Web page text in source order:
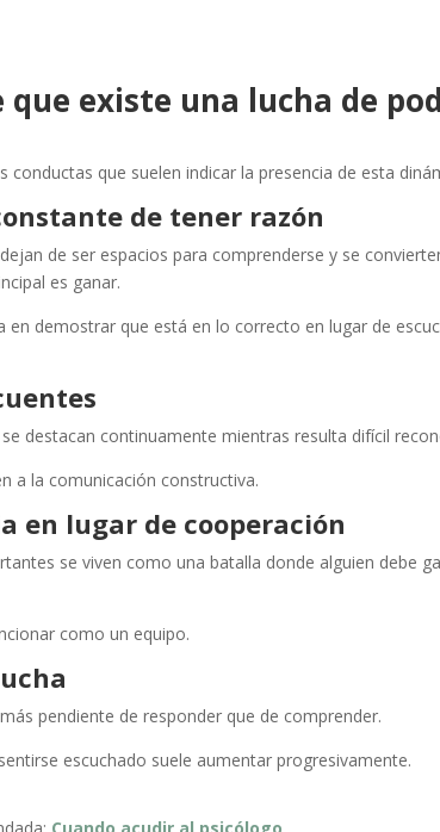
que existe una lucha de
conductas que suelen indicar la presencia de esta
de tener razón
de ser espacios para comprenderse y se
es ganar.
en demostrar que está en lo correcto en lugar de
destacan continuamente mientras resulta difícil
a la comunicación constructiva.
en lugar de cooperación
se viven como una batalla donde alguien debe
como un equipo.
pendiente de responder que de comprender.
escuchado suele aumentar progresivamente.